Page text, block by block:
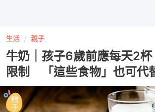
生活 親子
牛奶｜孩子6歲前應每天2
限制 「這些食物」也可代